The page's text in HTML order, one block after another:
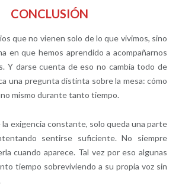
CONCLUSIÓN
que no vienen solo de lo que vivimos, sino
en que hemos aprendido a acompañarnos
Y darse cuenta de eso no cambia todo de
una pregunta distinta sobre la mesa: cómo
mismo durante tanto tiempo.
la exigencia constante, solo queda una parte
sentirse suficiente. No siempre
cuando aparece. Tal vez por eso algunas
tiempo sobreviviendo a su propia voz sin